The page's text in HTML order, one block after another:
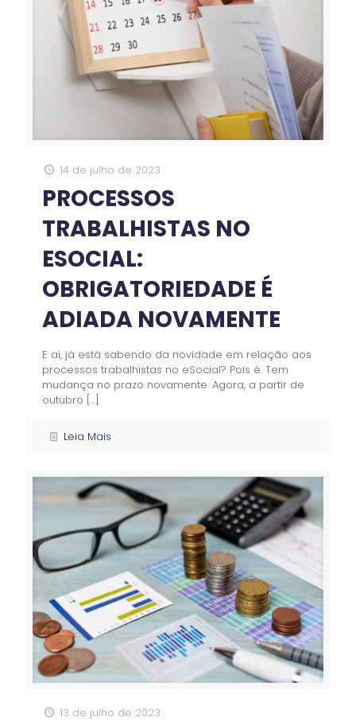
14 de julho de 2023
PROCESSOS
TRABALHISTAS NO
ESOCIAL:
OBRIGATORIEDADE É
ADIADA NOVAMENTE
E aí, já está sabendo da novidade em relação aos
processos trabalhistas no eSocial? Pois é. Tem
mudança no prazo novamente. Agora, a partir de
outubro […]
Leia Mais
13 de julho de 2023